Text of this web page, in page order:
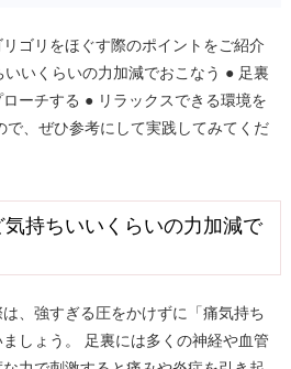
ゴリをほぐす際のポイントをご紹介
いくらいの力加減でおこなう ● 足裏
ーチする ● リラックスできる環境を
、ぜひ参考にして実践してみてくだ
持ちいいくらいの力加減で
、強すぎる圧をかけずに「痛気持ち
しょう。 足裏には多くの神経や血管